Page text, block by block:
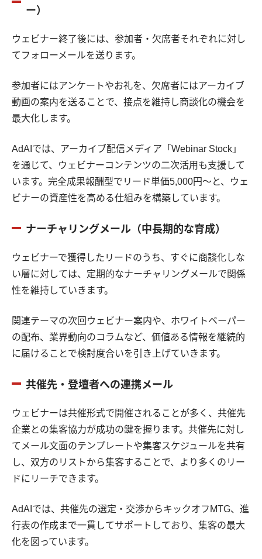
ー）
ウェビナー終了後には、参加者・欠席者それぞれに対し
てフォローメールを送ります。
参加者にはアンケートやお礼を、欠席者にはアーカイブ
動画の案内を送ることで、接点を維持し商談化の機会を
最大化します。
AdAIでは、アーカイブ配信メディア「Webinar Stock」
を通じて、ウェビナーコンテンツの二次活用も支援して
います。完全成果報酬型でリード単価5,000円〜と、ウェ
ビナーの資産性を高める仕組みを構築しています。
ナーチャリングメール（中長期的な育成）
ウェビナーで獲得したリードのうち、すぐに商談化しな
い層に対しては、定期的なナーチャリングメールで関係
性を維持していきます。
関連テーマの次回ウェビナー案内や、ホワイトペーパー
の配布、業界動向のコラムなど、価値ある情報を継続的
に届けることで検討度合いを引き上げていきます。
共催先・登壇者への連携メール
ウェビナーは共催形式で開催されることが多く、共催先
企業との集客協力が成功の鍵を握ります。共催先に対し
てメール文面のテンプレートや集客スケジュールを共有
し、双方のリストから集客することで、より多くのリー
ドにリーチできます。
AdAIでは、共催先の選定・交渉からキックオフMTG、進
行表の作成まで一貫してサポートしており、集客の最大
化を図っています。